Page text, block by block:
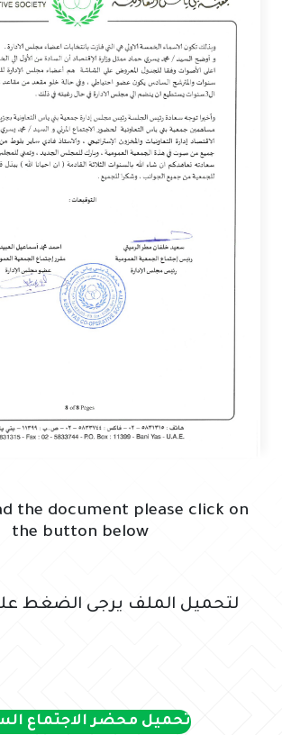
the document please click on
the button below
لتحميل الملف يرجى الضغط على
تحميل محضر الاجتماع